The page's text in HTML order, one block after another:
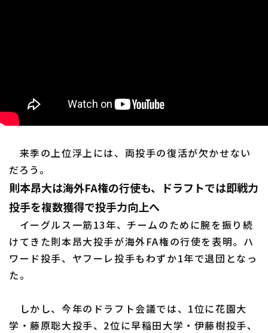
来季の上位浮上には、両投手の復活が欠かせない
だろう。
則本昂大は海外FA権の行使も、ドラフトでは即戦力
投手を複数獲得で投手力向上へ
イーグルス一筋13年、チームのために腕を振り続
けてきた則本昂大投手が海外FA権の行使を表明。ハ
ワード投手、ヤフーレ投手もわずか1年で退団となっ
た。
しかし、今年のドラフト会議では、1位に花園大
学・藤原聡大投手、2位に早稲田大学・伊藤樹投手、